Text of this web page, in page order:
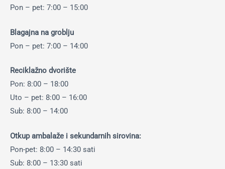
Pon – pet: 7:00 – 15:00
Blagajna na groblju
Pon – pet: 7:00 – 14:00
Reciklažno dvorište
Pon: 8:00 – 18:00
Uto – pet: 8:00 – 16:00
Sub: 8:00 – 14:00
Otkup ambalaže i sekundarnih sirovina:
Pon-pet: 8:00 – 14:30 sati
Sub: 8:00 – 13:30 sati